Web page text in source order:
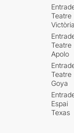
Teatre
Victòria
Teatre
Apolo
Teatre
Goya
Espai
Texas